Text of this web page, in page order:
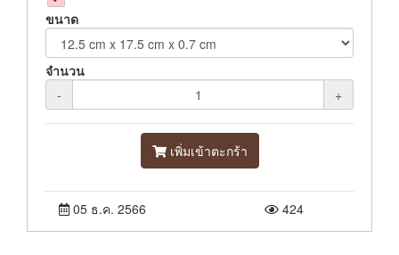
ขนาด
จำนวน
-
+
เพิ่มเข้าตะกร้า
05 ธ.ค. 2566 424